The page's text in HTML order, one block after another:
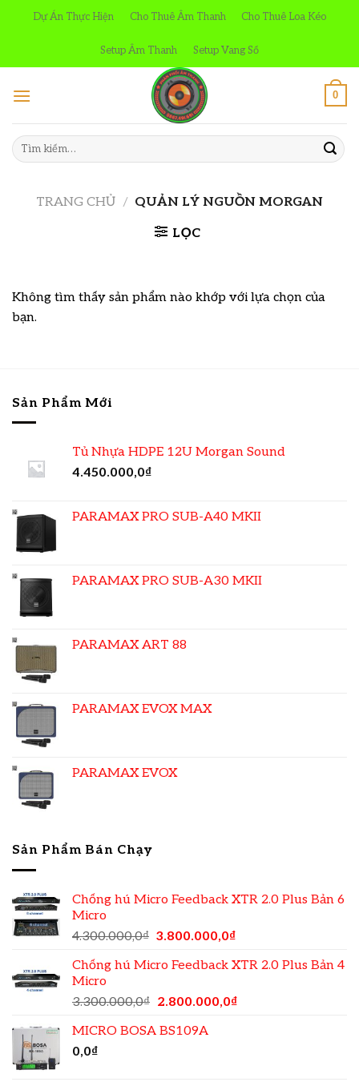
Dự Án Thực Hiện Cho Thuê Âm Thanh Cho Thuê Loa Kéo
Setup Âm Thanh Setup Vang Số
0
Tìm
kiếm:
TRANG CHỦ / QUẢN LÝ NGUỒN MORGAN
LỌC
Không tìm thấy sản phẩm nào khớp với lựa chọn của
bạn.
Sản Phẩm Mới
Tủ Nhựa HDPE 12U Morgan Sound
4.450.000,0₫
PARAMAX PRO SUB-A40 MKII
PARAMAX PRO SUB-A30 MKII
PARAMAX ART 88
PARAMAX EVOX MAX
PARAMAX EVOX
Sản Phẩm Bán Chạy
Chống hú Micro Feedback XTR 2.0 Plus Bản 6
Micro
4.300.000,0₫ 3.800.000,0₫
Chống hú Micro Feedback XTR 2.0 Plus Bản 4
Micro
3.300.000,0₫ 2.800.000,0₫
MICRO BOSA BS109A
0,0₫